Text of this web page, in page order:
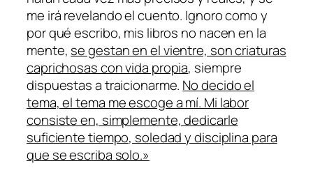
me irá revelando el cuento. Ignoro como y
por qué escribo, mis libros no nacen en la
mente, se gestan en el vientre, son criaturas
caprichosas con vida propia, siempre
dispuestas a traicionarme. No decido el
tema, el tema me escoge a mí. Mi labor
consiste en, simplemente, dedicarle
suficiente tiempo, soledad y disciplina para
que se escriba solo.»